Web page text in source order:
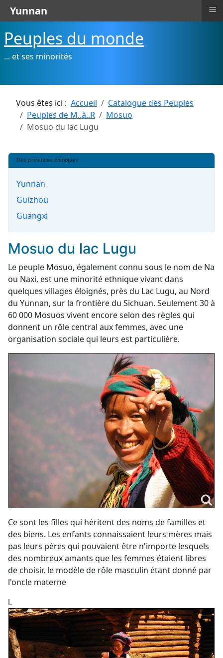
Peuples du monde
... et ses minorités
Vous êtes ici : Accueil
Catalogue des Peuples
Peuples de M..à..R
Mosuo
Mosuo du lac Lugu
Des provinces chinoises
Yunnan
Guizhou
Guangxi
Mosuo du lac Lugu
Le peuple Mosuo, également connu sous le nom de Na
ou Naxi, est une minorité ethnique vivant dans
quelques villages éloignés, près du Lac Lugu, au Nord
du Yunnan, sur la frontière du Sichuan. Seulement 30 à
60 000 Mosuos vivent encore selon des règles qui
donnent un rôle central aux femmes, avec une
organisation sociale qui leurs est particulière.
Ce sont les filles qui héritent des noms de familles et
des biens. Les enfants connaissaient leurs mères mais
pas leurs pères qui pouvaient être n'importe lesquels
des nombreux amants que les femmes étaient libres
de choisir, le modèle de rôle masculin étant donné par
l'oncle materne
l.
Yunnan ≡